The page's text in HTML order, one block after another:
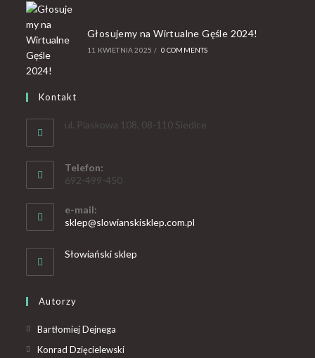
Głosujemy na Wirtualne Gęśle 2024!
11 KWIETNIA 2025 / 0 COMMENTS
Kontakt
ul. Piaskowa 108, 08-110 Siedlce
Telefon:
692-499-450
e-mail:
sklep@slowianskisklep.com.pl
Słowiański sklep
Autorzy
Bartłomiej Dejnega
Konrad Dzięcielewski